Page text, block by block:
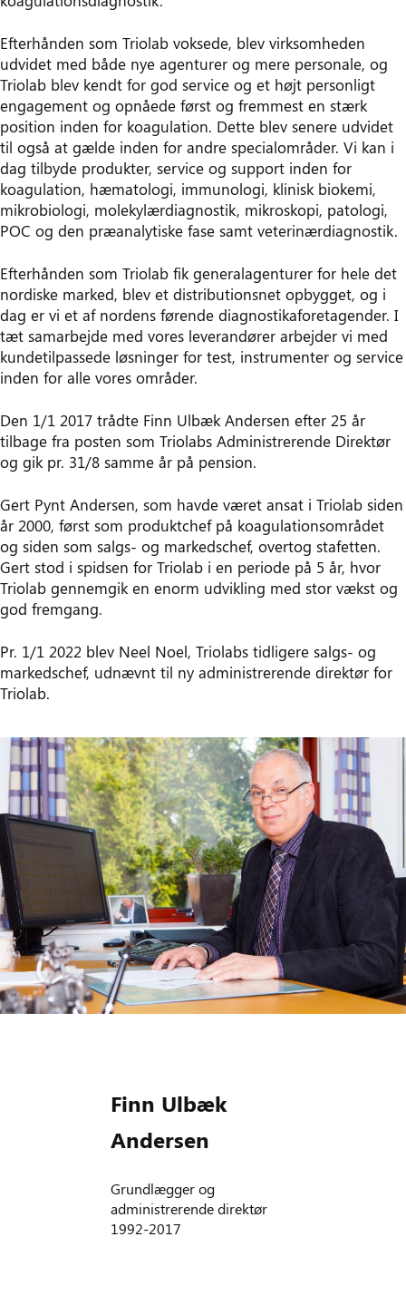
Efterhånden som Triolab voksede, blev virksomheden
udvidet med både nye agenturer og mere personale, og
Triolab blev kendt for god service og et højt personligt
engagement og opnåede først og fremmest en stærk
position inden for koagulation. Dette blev senere udvidet
til også at gælde inden for andre specialområder. Vi kan i
dag tilbyde produkter, service og support inden for
koagulation, hæmatologi, immunologi, klinisk biokemi,
mikrobiologi, molekylærdiagnostik, mikroskopi, patologi,
POC og den præanalytiske fase samt veterinærdiagnostik.
Efterhånden som Triolab fik generalagenturer for hele det
nordiske marked, blev et distributionsnet opbygget, og i
dag er vi et af nordens førende diagnostikaforetagender. I
tæt samarbejde med vores leverandører arbejder vi med
kundetilpassede løsninger for test, instrumenter og service
inden for alle vores områder.
Den 1/1 2017 trådte Finn Ulbæk Andersen efter 25 år
tilbage fra posten som Triolabs Administrerende Direktør
og gik pr. 31/8 samme år på pension.
Gert Pynt Andersen, som havde været ansat i Triolab siden
år 2000, først som produktchef på koagulationsområdet
og siden som salgs- og markedschef, overtog stafetten.
Gert stod i spidsen for Triolab i en periode på 5 år, hvor
Triolab gennemgik en enorm udvikling med stor vækst og
god fremgang.
Pr. 1/1 2022 blev Neel Noel, Triolabs tidligere salgs- og
markedschef, udnævnt til ny administrerende direktør for
Triolab.
Finn Ulbæk
Andersen
Grundlægger og
administrerende direktør
1992-2017